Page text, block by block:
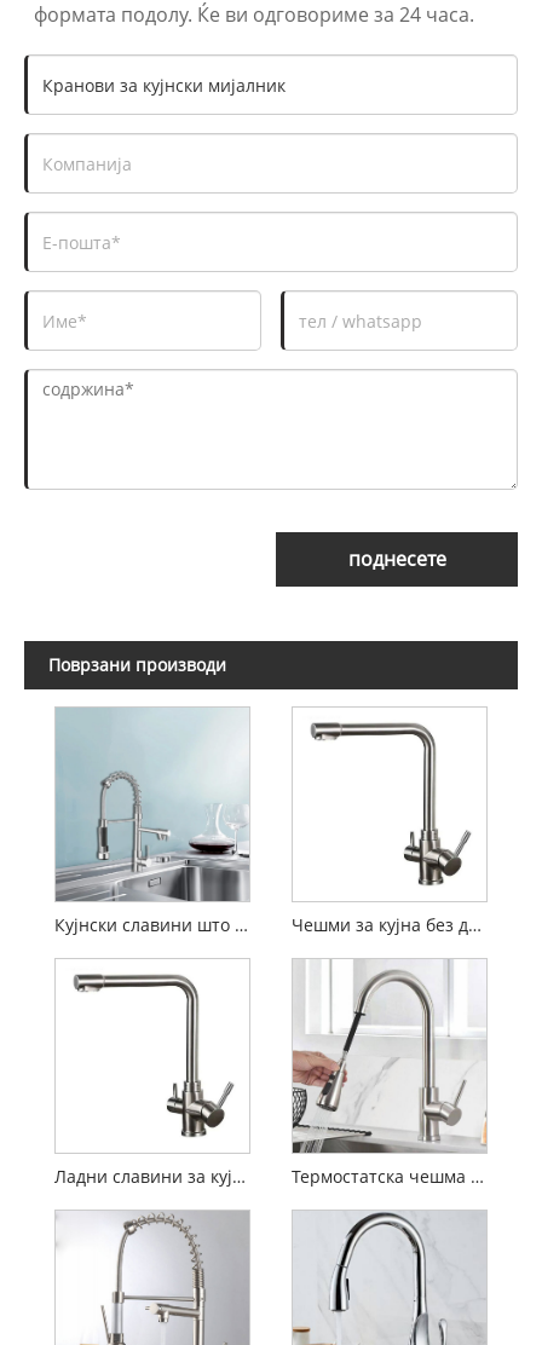
формата подолу. Ќе ви одговориме за 24 часа.
поднесете
Поврзани производи
Кујнски славини што се спуштаат Чешми за кујна без допир
Ладни славини за кујна Термостатска чешма за кујна